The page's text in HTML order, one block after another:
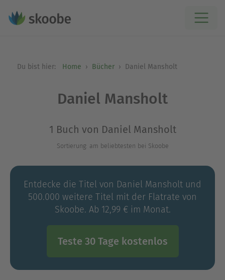
Du bist hier: Home Bücher Daniel Mansholt
Daniel Mansholt
1 Buch von Daniel Mansholt
Sortierung: am beliebtesten bei Skoobe
Entdecke die Titel von Daniel Mansholt und
500.000 weitere Titel mit der Flatrate von
Skoobe. Ab 12,99 € im Monat.
Teste 30 Tage kostenlos